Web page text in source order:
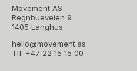
Movement AS
Regnbueveien 9
1405 Langhus
hello@movement.as
Tlf. +47 22 15 15 00